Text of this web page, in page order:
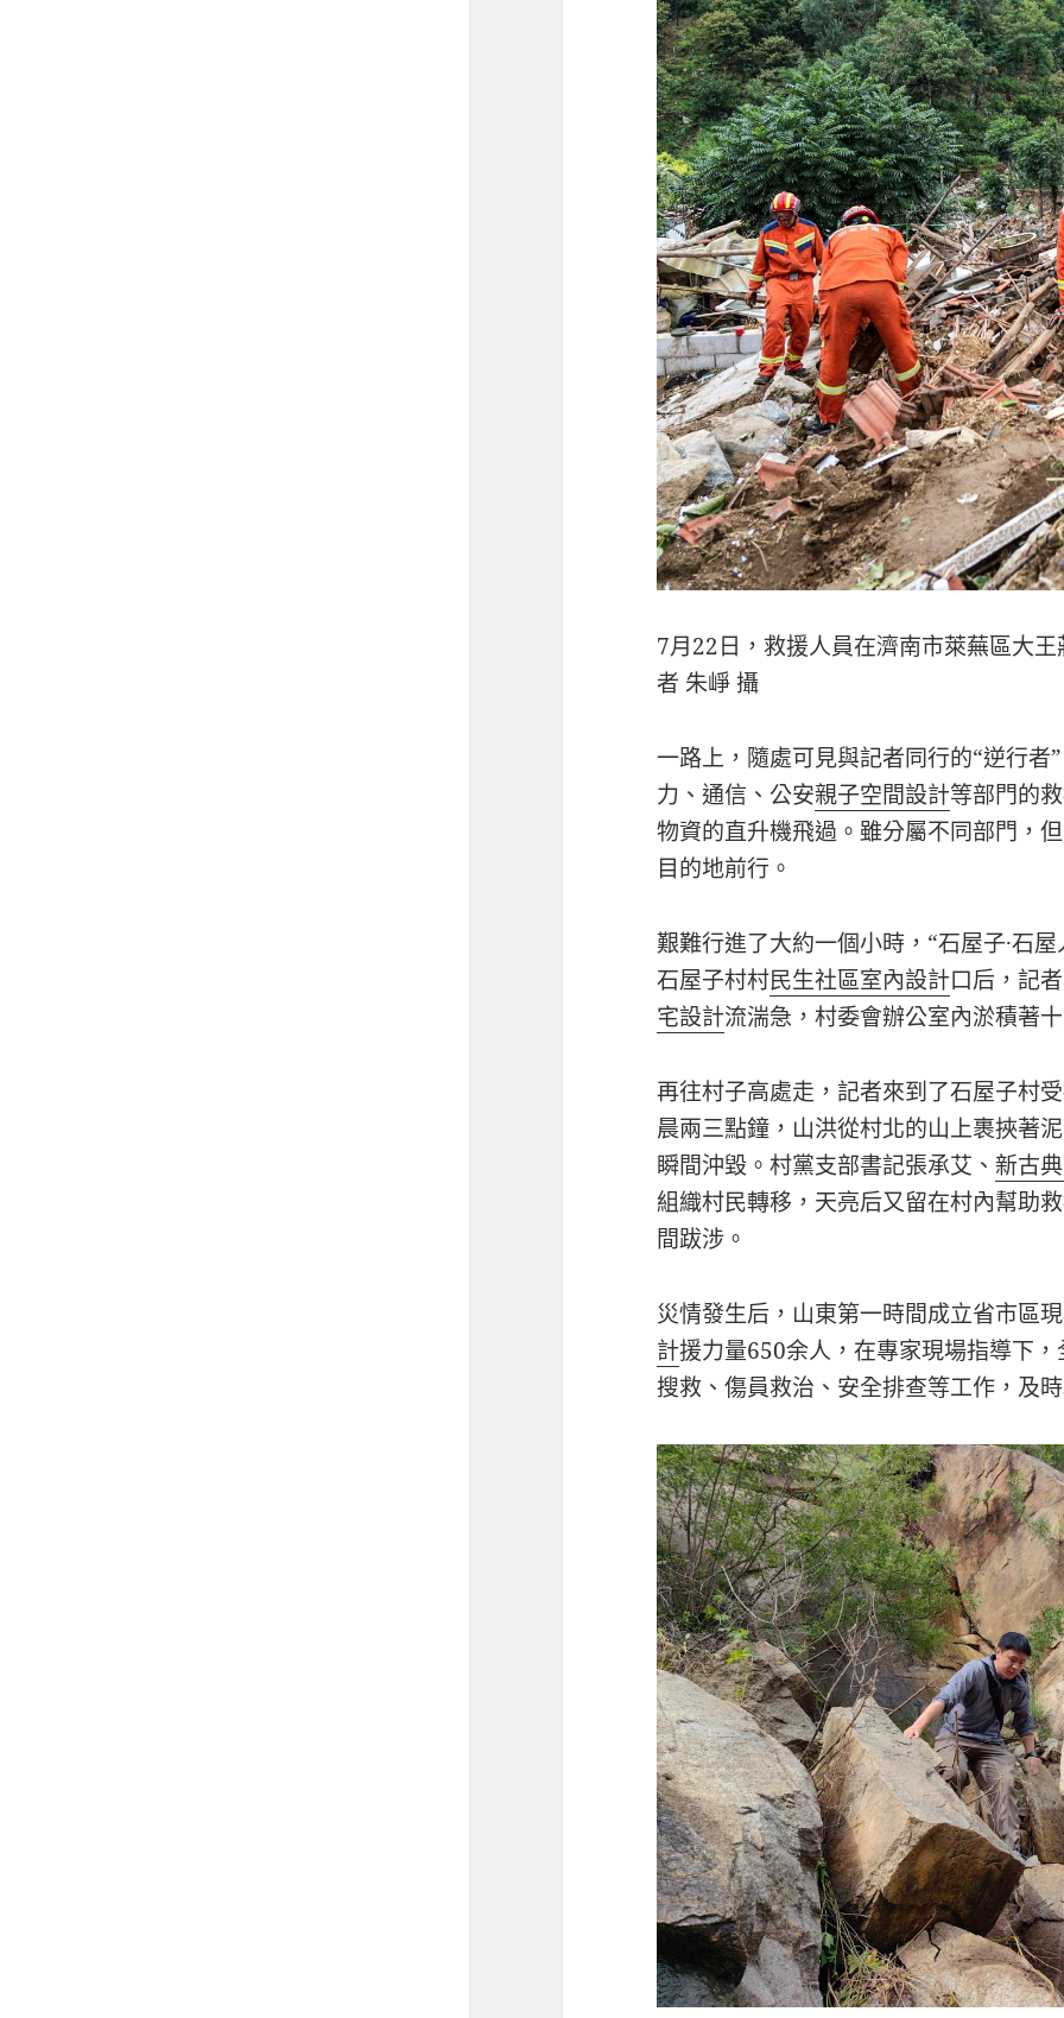
7月22日，救援人員在濟南市萊蕪區大
者 朱崢 攝
一路上，隨處可見與記者同行的“逆行
力、通信、公安親子空間設計等部門的
物資的直升機飛過。雖分屬不同部門，
目的地前行。
艱難行進了大約一個小時，“石屋子·石
石屋子村村民生社區室內設計口后，記
宅設計流湍急，村委會辦公室內淤積著
再往村子高處走，記者來到了石屋子村
晨兩三點鐘，山洪從村北的山上裹挾著
瞬間沖毀。村黨支部書記張承艾、新古
組織村民轉移，天亮后又留在村內幫助
間跋涉。
災情發生后，山東第一時間成立省市區
計援力量650余人，在專家現場指導下，
搜救、傷員救治、安全排查等工作，及